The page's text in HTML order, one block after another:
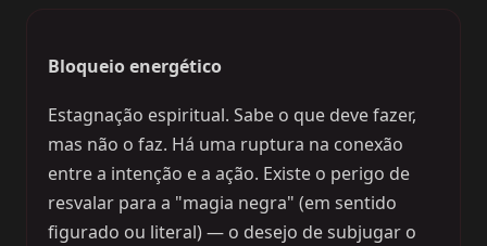
Bloqueio energético
Estagnação espiritual. Sabe o que deve fazer,
mas não o faz. Há uma ruptura na conexão
entre a intenção e a ação. Existe o perigo de
resvalar para a "magia negra" (em sentido
figurado ou literal) — o desejo de subjugar o